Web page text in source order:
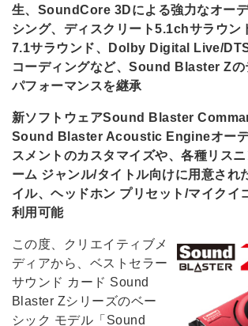
生、SoundCore 3Dによる強力なオー
シング、ディスクリート5.1chサラウン
7.1サラウンド、Dolby Digital Live/
コーディングなど、Sound Blaster Zの
パフォーマンスを継承
新ソフトウェアSound Blaster
Sound Blaster Acoustic Engineオーデ
スメントのカスタマイズや、各種リス
ーム ジャンル/タイトル向けに用意され
イル、ヘッドホン プリセット/マイクイ
利用可能
この度、クリエイティブメ
ディアから、ベストセラー
サウンド カード Sound
Blaster Zシリーズのベー
シック モデル「Sound